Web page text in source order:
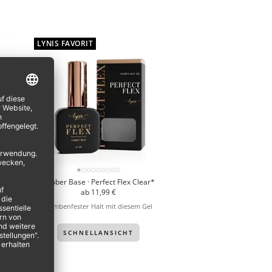
LYNIS FAVORIT
Rubber Base · Perfect Flex Clear*
Angebotspreis
ab 11,99 €
bombenfester Halt mit diesem Gel
SCHNELLANSICHT